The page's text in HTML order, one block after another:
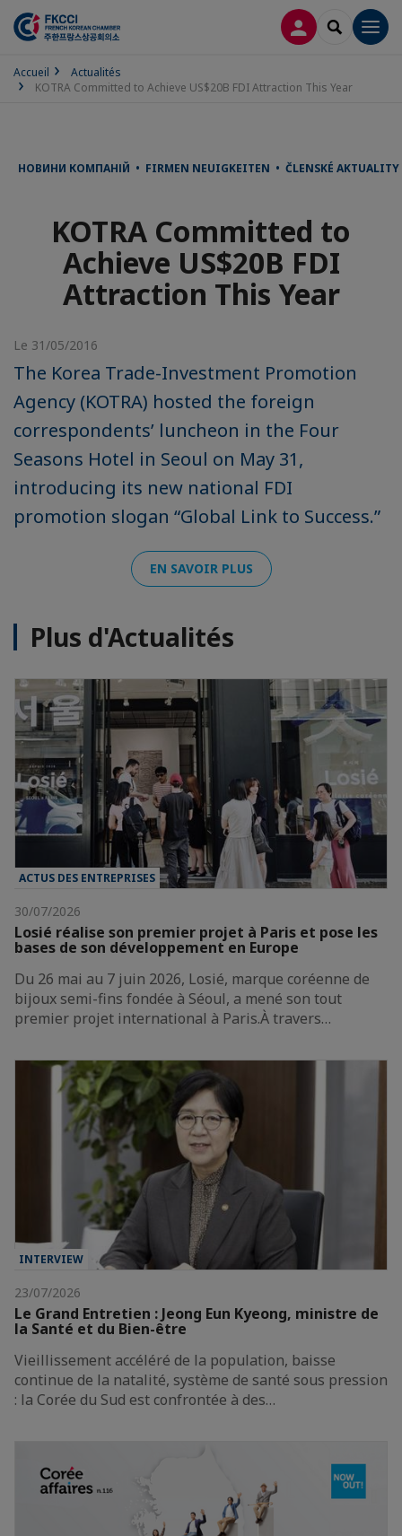
CONNEXION
Accueil
Actualités
KOTRA Committed to Achieve US$20B FDI Attraction This Year
НОВИНИ КОМПАНІЙ • FIRMEN NEUIGKEITEN • ČLENSKÉ AKTUALITY
KOTRA Committed to
Achieve US$20B FDI
Attraction This Year
Le 31/05/2016
The Korea Trade-Investment Promotion
Agency (KOTRA) hosted the foreign
correspondents’ luncheon in the Four
Seasons Hotel in Seoul on May 31,
introducing its new national FDI
promotion slogan “Global Link to Success.”
EN SAVOIR PLUS
Plus d'Actualités
ACTUS DES ENTREPRISES
30/07/2026
Losié réalise son premier projet à Paris et pose les
bases de son développement en Europe
Du 26 mai au 7 juin 2026, Losié, marque coréenne de
bijoux semi-fins fondée à Séoul, a mené son tout
premier projet international à Paris.À travers…
INTERVIEW
23/07/2026
Le Grand Entretien : Jeong Eun Kyeong, ministre de
la Santé et du Bien-être
Vieillissement accéléré de la population, baisse
continue de la natalité, système de santé sous pression
: la Corée du Sud est confrontée à des…